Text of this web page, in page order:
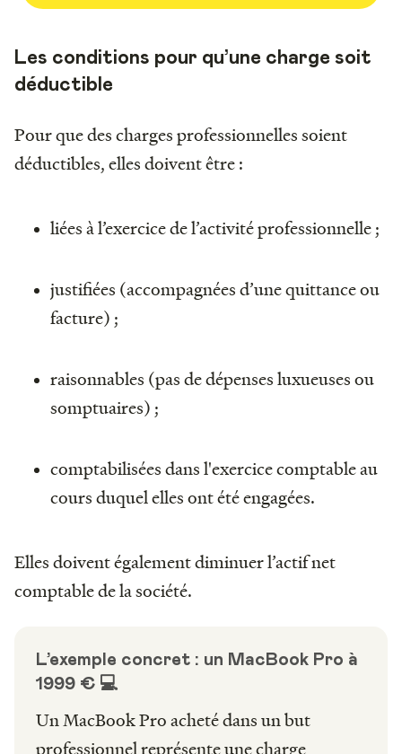
Les conditions pour qu’une charge soit
déductible
Pour que des charges professionnelles soient
déductibles, elles doivent être :
liées à l’exercice de l’activité professionnelle ;
justifiées (accompagnées d’une quittance ou
facture) ;
raisonnables (pas de dépenses luxueuses ou
somptuaires) ;
comptabilisées dans l'exercice comptable au
cours duquel elles ont été engagées.
Elles doivent également diminuer l’actif net
comptable de la société.
L’exemple concret : un MacBook Pro à
1999 € 💻
Un MacBook Pro acheté dans un but
professionnel représente une charge